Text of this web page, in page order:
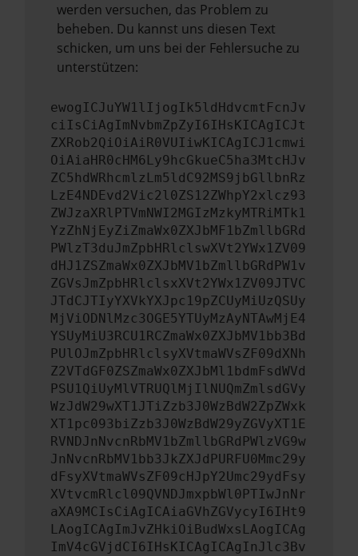
werden versuchen, das Problem zu
beheben. Du kannst uns diesen Text
schicken, um uns bei der Fehlersuche zu
unterstützen:
ewogICJuYW1lIjogIk5ldHdvcmtFcnJv
ciIsCiAgImNvbmZpZyI6IHsKICAgICJt
ZXRob2QiOiAiR0VUIiwKICAgICJ1cmwi
OiAiaHR0cHM6Ly9hcGkueC5ha3MtcHJv
ZC5hdWRhcmlzLm5ldC92MS9jbGllbnRz
LzE4NDEvd2Vic2l0ZS12ZWhpY2xlcz93
ZWJzaXRlPTVmNWI2MGIzMzkyMTRiMTk1
YzZhNjEyZiZmaWx0ZXJbMF1bZmllbGRd
PWlzT3duJmZpbHRlclswXVt2YWx1ZV09
dHJ1ZSZmaWx0ZXJbMV1bZmllbGRdPW1v
ZGVsJmZpbHRlclsxXVt2YWx1ZV09JTVC
JTdCJTIyYXVkYXJpc19pZCUyMiUzQSUy
MjViODNlMzc3OGE5YTUyMzAyNTAwMjE4
YSUyMiU3RCU1RCZmaWx0ZXJbMV1bb3Bd
PUlOJmZpbHRlclsyXVtmaWVsZF09dXNh
Z2VTdGF0ZSZmaWx0ZXJbMl1bdmFsdWVd
PSU1QiUyMlVTRUQlMjIlNUQmZmlsdGVy
WzJdW29wXT1JTiZzb3J0WzBdW2ZpZWxk
XT1pc093biZzb3J0WzBdW29yZGVyXT1E
RVNDJnNvcnRbMV1bZmllbGRdPWlzVG9w
JnNvcnRbMV1bb3JkZXJdPURFU0Mmc29y
dFsyXVtmaWVsZF09cHJpY2Umc29ydFsy
XVtvcmRlcl09QVNDJmxpbWl0PTIwJnNr
aXA9MCIsCiAgICAiaGVhZGVycyI6IHt9
LAogICAgImJvZHkiOiBudWxsLAogICAg
ImV4cGVjdCI6IHsKICAgICAgInJlc3Bv